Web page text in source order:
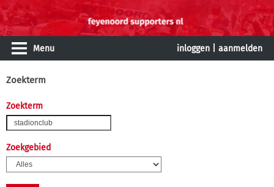
Menu inloggen aanmelden
Zoekterm
Zoekterm
Zoekgebied